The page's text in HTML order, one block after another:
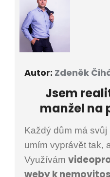
Autor: Zdeněk
Jsem
manžel na
Každý dům má
umím vyprávět tak,
Využívám
weby k